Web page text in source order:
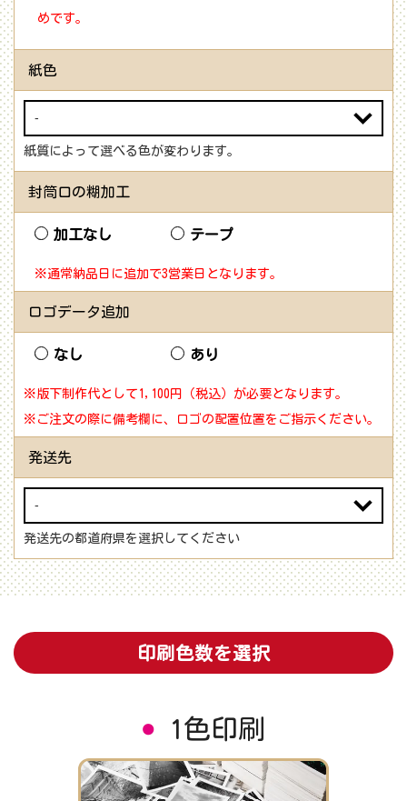
めです。
紙色
紙質によって選べる色が変わります。
封筒口の糊加工
加工なし テープ
※通常納品日に追加で3営業日となります。
ロゴデータ追加
なし あり
※版下制作代として1,100円（税込）が必要となります。
※ご注文の際に備考欄に、ロゴの配置位置をご指示ください。
発送先
発送先の都道府県を選択してください
印刷色数を選択
1色印刷